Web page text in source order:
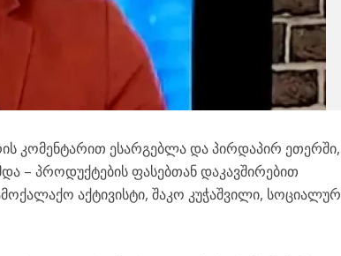
კომენტარით ესარგებლა და პირდაპირ ეთერში,
– პროდუქტების ფასებთან დაკავშირებით
აქტივისტი, შაკო კუჭაშვილი, სოციალურ